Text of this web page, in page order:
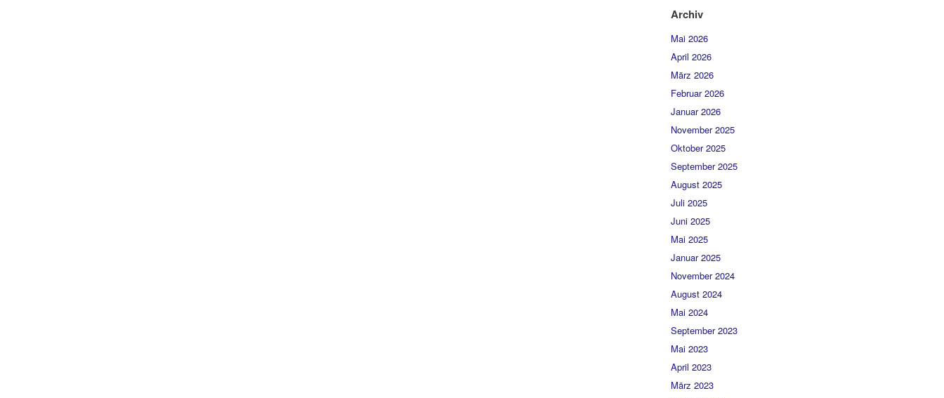
Archiv
Mai 2026
April 2026
März 2026
Februar 2026
Januar 2026
November 2025
Oktober 2025
September 2025
August 2025
Juli 2025
Juni 2025
Mai 2025
Januar 2025
November 2024
August 2024
Mai 2024
September 2023
Mai 2023
April 2023
März 2023